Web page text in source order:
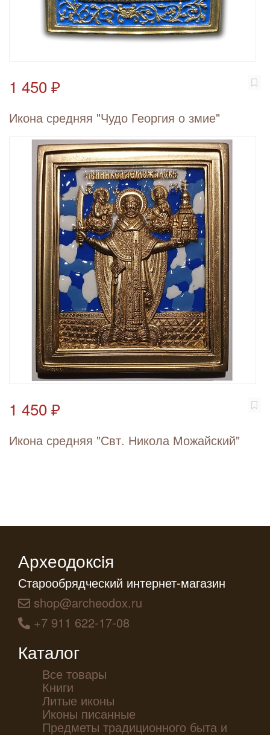
1 450 ₽
Икона средняя "Чудо Георгия о змие"
1 450 ₽
Икона средняя "Свт. Никола Можайский"
Археодоксiя
Старообрядческий интернет-магазин
shop@archeodox.ru
+7 911 622-17-08
Каталог
Все товары
Книги
Литые иконы
Иконы писанные
Предметы традиционного быта и